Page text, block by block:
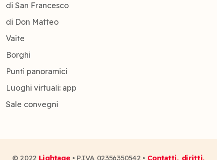
di San Francesco
di Don Matteo
Vaite
Borghi
Punti panoramici
Luoghi virtuali: app
Sale convegni
© 2022 Lightage • P.IVA 02356350542 • Contatti, diritti,